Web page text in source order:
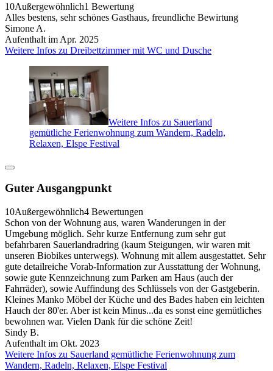
10Außergewöhnlich1 Bewertung
Alles bestens, sehr schönes Gasthaus, freundliche Bewirtung
Simone A.
Aufenthalt im Apr. 2025
Weitere Infos zu Dreibettzimmer mit WC und Dusche
Weitere Infos zu Sauerland
gemütliche Ferienwohnung zum Wandern, Radeln,
Relaxen, Elspe Festival
Guter Ausgangpunkt
10Außergewöhnlich4 Bewertungen
Schon von der Wohnung aus, waren Wanderungen in der
Umgebung möglich. Sehr kurze Entfernung zum sehr gut
befahrbaren Sauerlandradring (kaum Steigungen, wir waren mit
unseren Biobikes unterwegs). Wohnung mit allem ausgestattet. Sehr
gute detailreiche Vorab-Information zur Ausstattung der Wohnung,
sowie gute Kennzeichnung zum Parken am Haus (auch der
Fahrräder), sowie Auffindung des Schlüssels von der Gastgeberin.
Kleines Manko Möbel der Küche und des Bades haben ein leichten
Hauch der 80'er. Aber ist kein Minus...da es sonst eine gemütliches
bewohnen war. Vielen Dank für die schöne Zeit!
Sindy B.
Aufenthalt im Okt. 2023
Weitere Infos zu Sauerland gemütliche Ferienwohnung zum
Wandern, Radeln, Relaxen, Elspe Festival